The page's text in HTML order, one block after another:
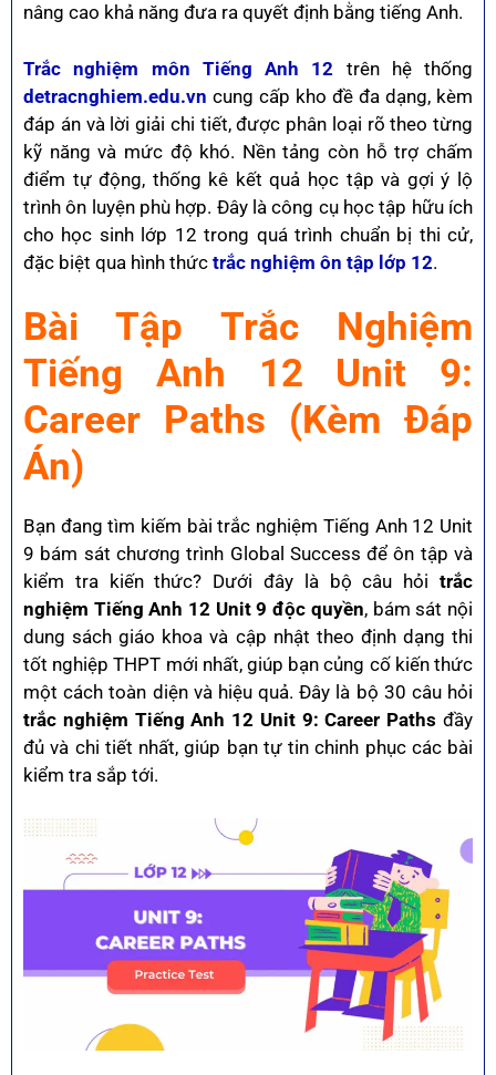
nâng cao khả năng đưa ra quyết định bằng tiếng Anh.
Trắc nghiệm môn Tiếng Anh 12 trên hệ thống
detracnghiem.edu.vn cung cấp kho đề đa dạng, kèm
đáp án và lời giải chi tiết, được phân loại rõ theo từng
kỹ năng và mức độ khó. Nền tảng còn hỗ trợ chấm
điểm tự động, thống kê kết quả học tập và gợi ý lộ
trình ôn luyện phù hợp. Đây là công cụ học tập hữu ích
cho học sinh lớp 12 trong quá trình chuẩn bị thi cử,
đặc biệt qua hình thức trắc nghiệm ôn tập lớp 12.
Bài Tập Trắc Nghiệm
Tiếng Anh 12 Unit 9:
Career Paths (Kèm Đáp
Án)
Bạn đang tìm kiếm bài trắc nghiệm Tiếng Anh 12 Unit
9 bám sát chương trình Global Success để ôn tập và
kiểm tra kiến thức? Dưới đây là bộ câu hỏi trắc
nghiệm Tiếng Anh 12 Unit 9 độc quyền, bám sát nội
dung sách giáo khoa và cập nhật theo định dạng thi
tốt nghiệp THPT mới nhất, giúp bạn củng cố kiến thức
một cách toàn diện và hiệu quả. Đây là bộ 30 câu hỏi
trắc nghiệm Tiếng Anh 12 Unit 9: Career Paths đầy
đủ và chi tiết nhất, giúp bạn tự tin chinh phục các bài
kiểm tra sắp tới.